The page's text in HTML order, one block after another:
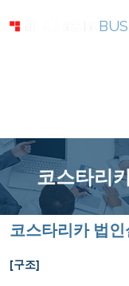
코스타리
코스타리카 법인
[구조]